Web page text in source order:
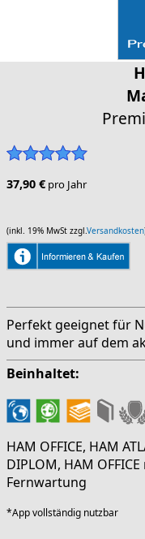
37,90 € pro Jahr
(inkl. 19% MwSt zzgl. Versandkosten
Perfekt geeignet für
und immer auf dem
Beinhaltet:
HAM OFFICE, HAM
DIPLOM, HAM
Fernwartung
*App vollständig nutzbar